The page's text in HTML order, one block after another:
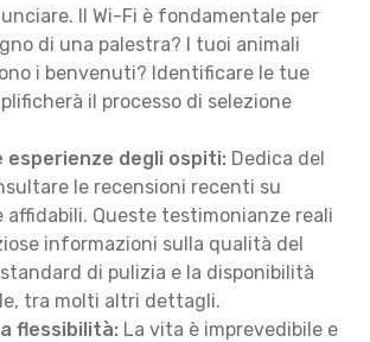
Il Wi-Fi è fondamentale per
di una palestra? I tuoi animali
i benvenuti? Identificare le tue
il processo di selezione
esperienze degli ospiti: Dedica del
le recensioni recenti su
Queste testimonianze reali
informazioni sulla qualità del
di pulizia e la disponibilità
tra molti altri dettagli.
flessibilità: La vita è imprevedibile e